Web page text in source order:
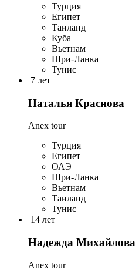
Турция
Египет
Таиланд
Куба
Вьетнам
Шри-Ланка
Тунис
7 лет
Наталья Краснова
Anex tour
Турция
Египет
ОАЭ
Шри-Ланка
Вьетнам
Таиланд
Тунис
14 лет
Надежда Михайлова
Anex tour